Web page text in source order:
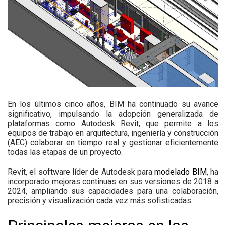
En los últimos cinco años, BIM ha continuado su avance
significativo, impulsando la adopción generalizada de
plataformas como Autodesk Revit, que permite a los
equipos de trabajo en arquitectura, ingeniería y construcción
(AEC) colaborar en tiempo real y gestionar eficientemente
todas las etapas de un proyecto.
Revit, el software líder de Autodesk paramodelado BIM, ha
incorporado mejoras continuas en sus versiones de 2018 a
2024, ampliando sus capacidades para una colaboración,
precisión y visualización cada vez más sofisticadas.